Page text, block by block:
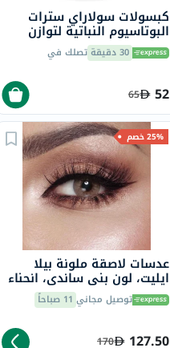
كبسولات سولاراي سترات
البوتاسيوم النباتية لتوازن
الإلكتروليتات 99 مجم ، 60
كبسولة30 دقيقة تصلك في
52
65
25% خصم
عدسات لاصقة ملونة بيلا
ايليت، لون بني ساندي، انحناء
القاعدة 8.6، 2 عدسةتوصيل مجاني 11 صباحاً
127.50
170